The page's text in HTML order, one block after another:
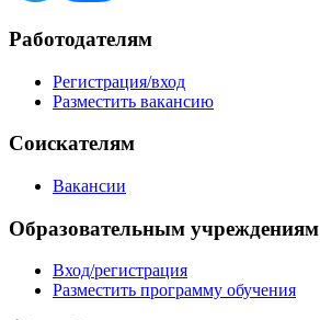
Работодателям
Регистрация/вход
Разместить вакансию
Соискателям
Вакансии
Образовательным учреждениям
Вход/регистрация
Разместить программу обучения